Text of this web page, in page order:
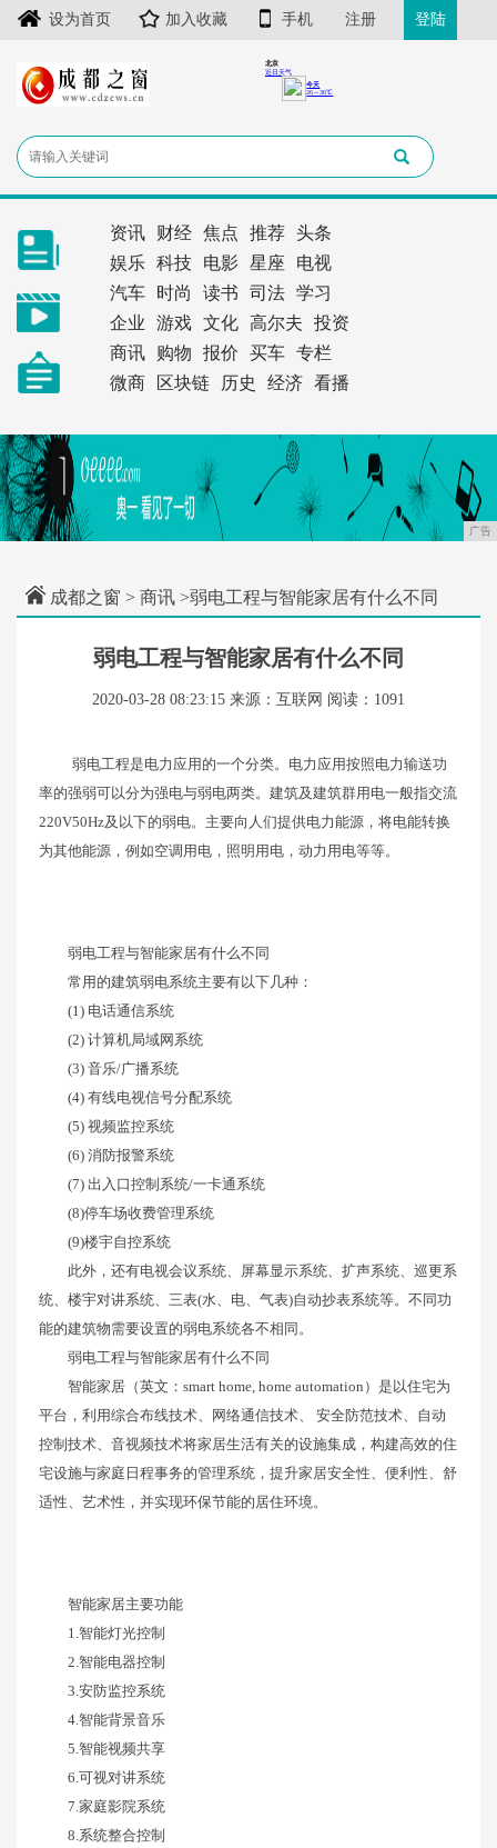
设为首页 加入收藏 手机 注册 登陆
资讯 财经 焦点 推荐
头条
娱乐
科技 电影 星座
电视
汽车
时尚 读书 司法
学习
企业
游戏 文化 高尔夫
投资
商讯
购物 报价 买车
专栏
微商
区块链 历史 经济 看播
广告
成都之窗 > 商讯 >弱电工程与智能家居有什么不同
弱电工程与智能家居有什么不同
2020-03-28 08:23:15 来源：互联网 阅读：1091
弱电工程是电力应用的一个分类。电力应用按照电力输送功
率的强弱可以分为强电与弱电两类。建筑及建筑群用电一般指交流
220V50Hz及以下的弱电。主要向人们提供电力能源，将电能转换
为其他能源，例如空调用电，照明用电，动力用电等等。
弱电工程与智能家居有什么不同
常用的建筑弱电系统主要有以下几种：
(1) 电话通信系统
(2) 计算机局域网系统
(3) 音乐/广播系统
(4) 有线电视信号分配系统
(5) 视频监控系统
(6) 消防报警系统
(7) 出入口控制系统/一卡通系统
(8)停车场收费管理系统
(9)楼宇自控系统
此外，还有电视会议系统、屏幕显示系统、扩声系统、巡更系
统、楼宇对讲系统、三表(水、电、气表)自动抄表系统等。不同功
能的建筑物需要设置的弱电系统各不相同。
弱电工程与智能家居有什么不同
智能家居（英文：smart home, home automation）是以住宅为
平台，利用综合布线技术、网络通信技术、 安全防范技术、自动
控制技术、音视频技术将家居生活有关的设施集成，构建高效的住
宅设施与家庭日程事务的管理系统，提升家居安全性、便利性、舒
适性、艺术性，并实现环保节能的居住环境。
智能家居主要功能
1.智能灯光控制
2.智能电器控制
3.安防监控系统
4.智能背景音乐
5.智能视频共享
6.可视对讲系统
7.家庭影院系统
8.系统整合控制